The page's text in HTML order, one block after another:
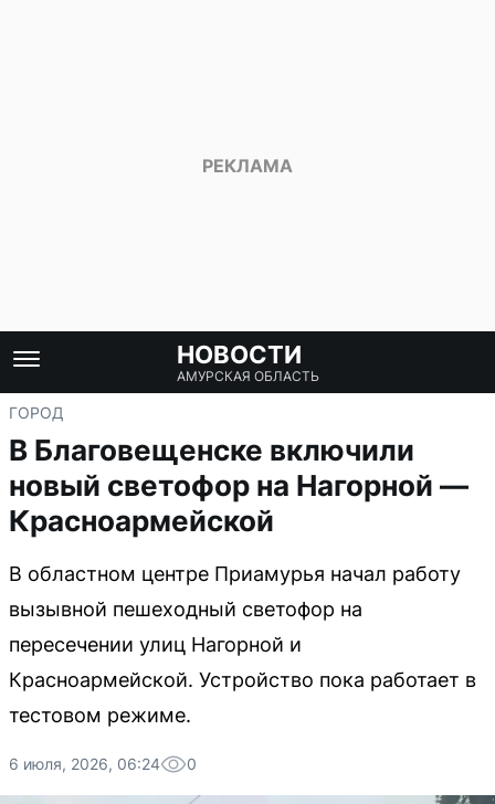
НОВОСТИ
АМУРСКАЯ ОБЛАСТЬ
ГОРОД
В Благовещенске включили
новый светофор на Нагорной —
Красноармейской
В областном центре Приамурья начал работу
вызывной пешеходный светофор на
пересечении улиц Нагорной и
Красноармейской. Устройство пока работает в
тестовом режиме.
6 июля, 2026, 06:24 0